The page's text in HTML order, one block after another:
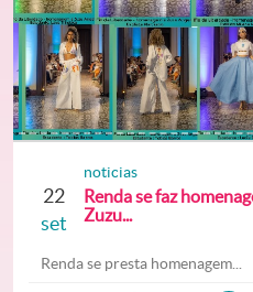
22
set
noticias
Renda se faz
Zuzu...
Renda se presta homenagem...